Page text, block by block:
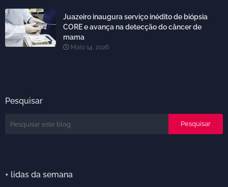
Juazeiro inaugura serviço inédito de biópsia
CORE e avança na detecção do câncer de
mama
Maio 14, 2026
Pesquisar
+ lidas da semana